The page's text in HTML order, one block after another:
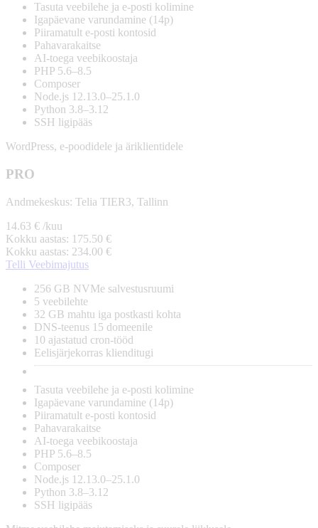
Tasuta veebilehe ja e-posti kolimine
Igapäevane varundamine (14p)
Piiramatult e-posti kontosid
Pahavarakaitse
AI-toega veebikoostaja
PHP 5.6–8.5
Composer
Node.js 12.13.0–25.1.0
Python 3.8–3.12
SSH ligipääs
WordPress, e-poodidele ja äriklientidele
PRO
Andmekeskus: Telia TIER3, Tallinn
14.63 € /kuu
Kokku aastas: 175.50 €
Kokku aastas: 234.00 €
Telli Veebimajutus
256 GB NVMe salvestusruumi
5 veebilehte
32 GB mahtu iga postkasti kohta
DNS-teenus 15 domeenile
10 ajastatud cron-tööd
Eelisjärjekorras klienditugi
Tasuta veebilehe ja e-posti kolimine
Igapäevane varundamine (14p)
Piiramatult e-posti kontosid
Pahavarakaitse
AI-toega veebikoostaja
PHP 5.6–8.5
Composer
Node.js 12.13.0–25.1.0
Python 3.8–3.12
SSH ligipääs